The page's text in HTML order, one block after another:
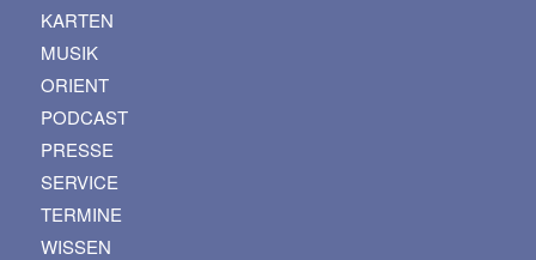
KARTEN
MUSIK
ORIENT
PODCAST
PRESSE
SERVICE
TERMINE
WISSEN